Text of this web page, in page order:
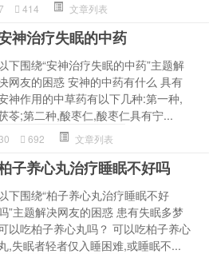
414 文章列表
神治疗失眠的中药
下围绕“安神治疗失眠的中药”主题解
网友的困惑 安神的中药有什么 具有
神作用的中草药有以下几种:第一种,
苓;第二种,酸枣仁,酸枣仁具有宁...
692 文章列表
子养心丸治疗睡眠不好吗
下围绕“柏子养心丸治疗睡眠不好
”主题解决网友的困惑 患有失眠多梦
以吃柏子养心丸吗？ 可以吃柏子养心
,失眠者轻者仅入睡困难,或睡眠不...